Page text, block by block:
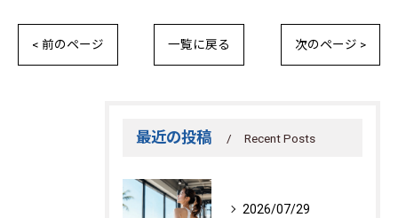
< 前のページ 一覧に戻る 次のページ >
最近の投稿 Recent Posts
2026/07/29